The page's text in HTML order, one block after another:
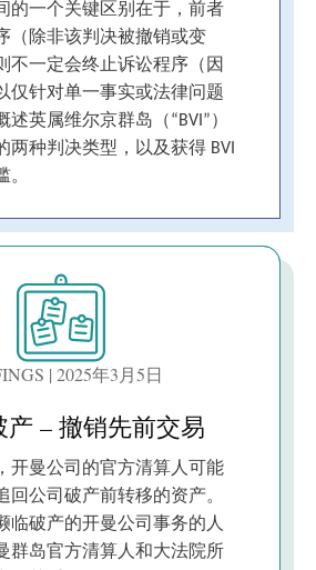
的一个关键区别在于，前者
（除非该判决被撤销或变
不一定会终止诉讼程序（因
仅针对单一事实或法律问题
英属维尔京群岛（“BVI”）
两种判决类型，以及获得 BVI
。
| 2025年3月5日
– 撤销先前交易
开曼公司的官方清算人可能
回公司破产前转移的资产。
临破产的开曼公司事务的人
群岛官方清算人和大法院所